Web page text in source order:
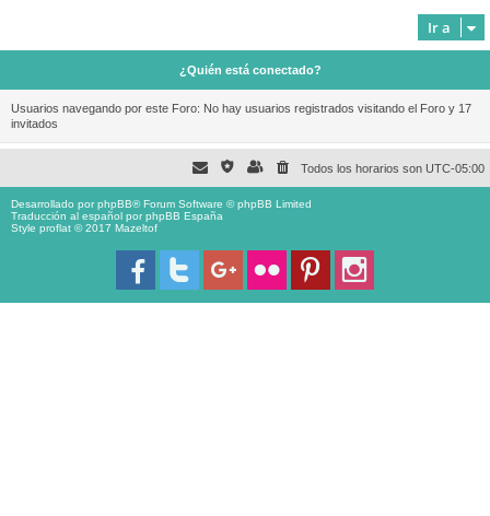
Ir a
¿Quién está conectado?
Usuarios navegando por este Foro: No hay usuarios registrados visitando el Foro y 17
invitados
Todos los horarios son UTC-05:00
Desarrollado porphpBB® Forum Software © phpBB Limited
Traducción al español porphpBB España
Style proflat © 2017 Mazeltof